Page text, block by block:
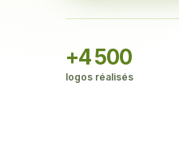
+4 500
logos réalisés